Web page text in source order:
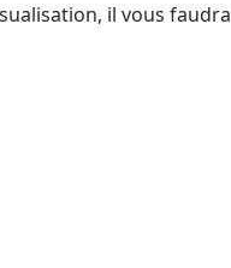
il vous faudra